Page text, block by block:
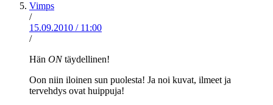
Vimps
/
15.09.2010 / 11:00
/
Hän ONtäydellinen!
Oon niin iloinen sun puolesta! Ja noi kuvat, ilmeet ja
tervehdys ovat huippuja!